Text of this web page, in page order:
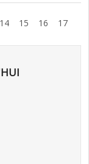
14 15 16
17